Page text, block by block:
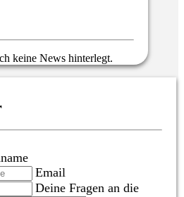
keine News hinterlegt.
Email
Deine Fragen an die